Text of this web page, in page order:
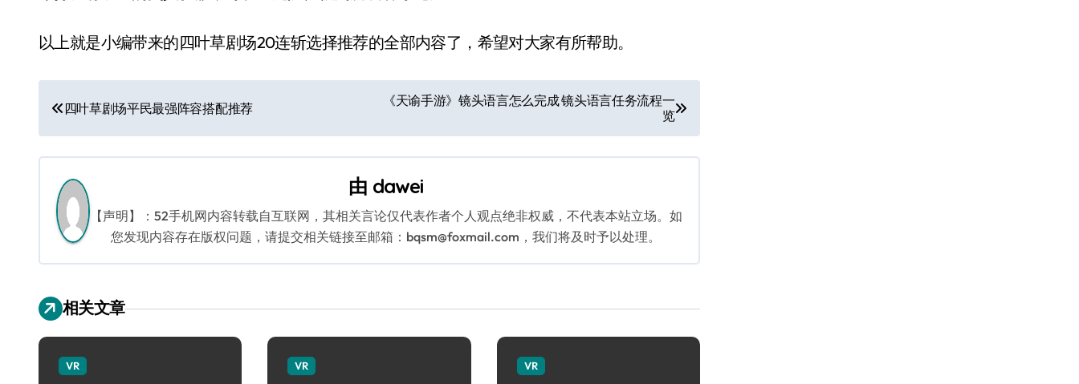
以上就是小编带来的四叶草剧场20连斩选择推荐的全部内容了，希望对大家有所帮助。
文
章
导
航
四叶草剧场平民最强阵容搭配推荐
《天谕手游》镜头语言怎么完成 镜头语言任务流程一
览
由 dawei
【声明】：52手机网内容转载自互联网，其相关言论仅代表作者个人观点绝非权威，不代表本站立场。如
您发现内容存在版权问题，请提交相关链接至邮箱：bqsm@foxmail.com，我们将及时予以处理。
相关文章
VR VR VR